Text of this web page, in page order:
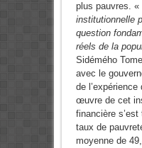
plus pauvres. «
institutionnelle
question
réels de la
Sidémého
avec le
de
œuvre de cet
financière
taux de
moyenne de